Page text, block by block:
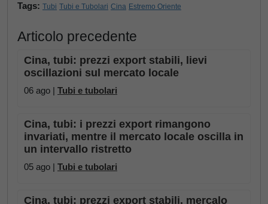
Tags: Tubi Tubi e Tubolari Cina Estremo Oriente
Articolo precedente
Cina, tubi: prezzi export stabili, lievi
oscillazioni sul mercato locale
06 ago | Tubi e tubolari
Cina, tubi: i prezzi export rimangono
invariati, mentre il mercato locale oscilla in
un intervallo ristretto
05 ago | Tubi e tubolari
Cina, tubi: prezzi export stabili, mercalo